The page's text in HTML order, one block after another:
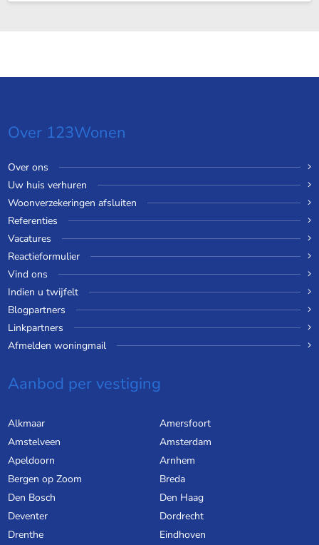
Over 123Wonen
Over ons
Uw huis verhuren
Woonverzekeringen afsluiten
Referenties
Vacatures
Reactieformulier
Vind ons
Indien u twijfelt
Blogpartners
Linkpartners
Afmelden woningmail
Aanbod per vestiging
Alkmaar
Amersfoort
Amstelveen
Amsterdam
Apeldoorn
Arnhem
Bergen op Zoom
Breda
Den Bosch
Den Haag
Deventer
Dordrecht
Drenthe
Eindhoven